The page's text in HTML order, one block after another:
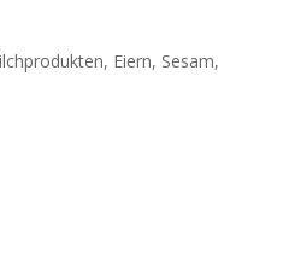
Eiern, Sesam,